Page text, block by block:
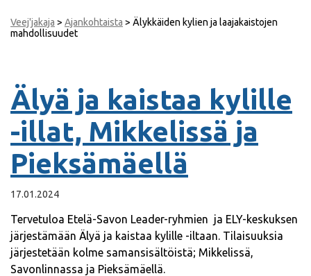
Veej'jakaja > Ajankohtaista > Älykkäiden kylien ja laajakaistojen
mahdollisuudet
Älyä ja kaistaa kylille
-illat, Mikkelissä ja
Pieksämäellä
17.01.2024
Tervetuloa Etelä-Savon Leader-ryhmien ja ELY-keskuksen
järjestämään Älyä ja kaistaa kylille -iltaan. Tilaisuuksia
järjestetään kolme samansisältöistä; Mikkelissä,
Savonlinnassa ja Pieksämäellä.